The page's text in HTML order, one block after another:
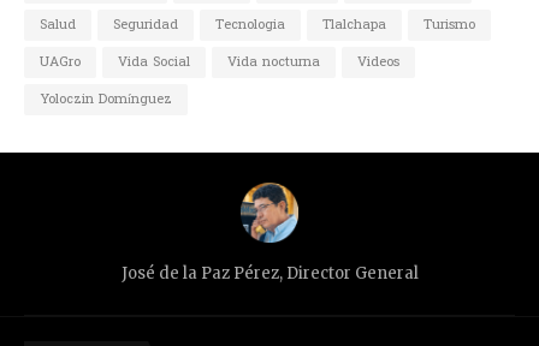
Salud
Seguridad Tecnologia Tlalchapa
Turismo
UAGro
Vida Social Vida nocturna
Videos
Yoloczin Domínguez
José de la Paz Pérez, Director General